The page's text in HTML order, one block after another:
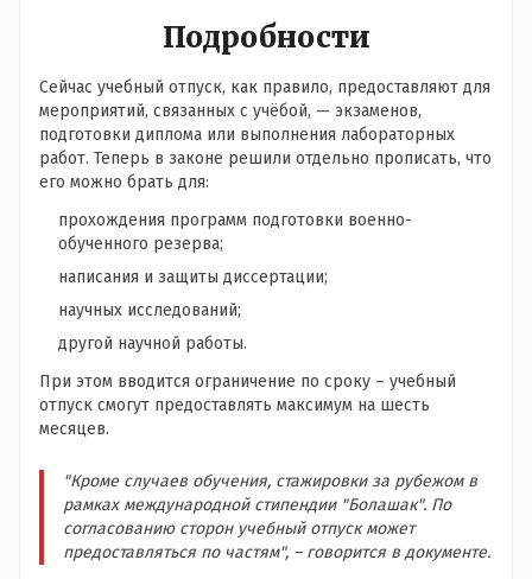
Подробности
Сейчас учебный отпуск, как правило, предоставляют для
мероприятий, связанных с учёбой, — экзаменов,
подготовки диплома или выполнения лабораторных
работ. Теперь в законе решили отдельно прописать, что
его можно брать для:
прохождения программ подготовки военно-
обученного резерва;
написания и защиты диссертации;
научных исследований;
другой научной работы.
При этом вводится ограничение по сроку – учебный
отпуск смогут предоставлять максимум на шесть
месяцев.
"Кроме случаев обучения, стажировки за рубежом в
рамках международной стипендии "Болашак". По
согласованию сторон учебный отпуск может
предоставляться по частям", – говорится в документе.